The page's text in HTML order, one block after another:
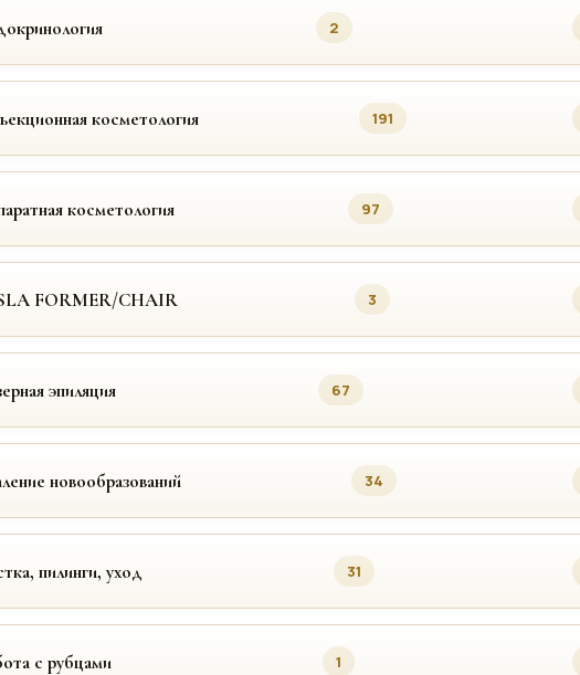
2
косметология 191
косметология 97
FORMER/CHAIR 3
эпиляция 67
новообразований 34
пилинги, уход 31
с рубцами 1